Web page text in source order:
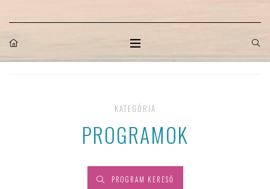
KATEGÓRIA
PROGRAMOK
PROGRAM KERESŐ